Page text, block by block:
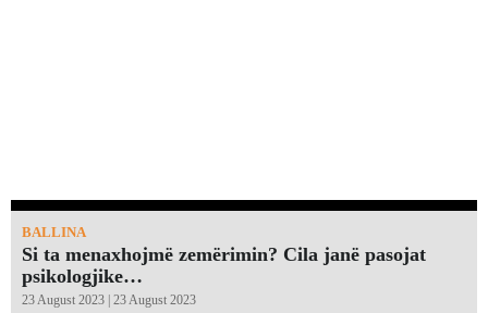
BALLINA
Si ta menaxhojmë zemërimin? Cila janë pasojat
psikologjike…
23 August 2023 | 23 August 2023